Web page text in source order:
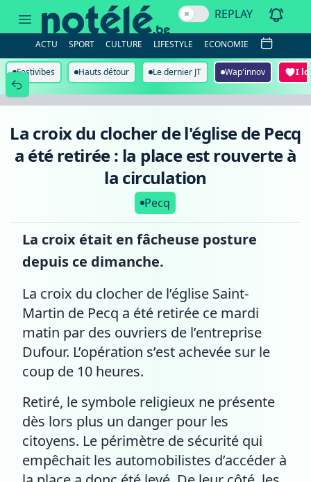
l'église
de
Pecq
a
été
REPLAY
ACTU SPORT CULTURE LIFESTYLE ECONOMIE
Festivibes Hauts détour Le dernier JT Wap'innov I
La croix du clocher de l'église de Pecq
a été retirée : la place est rouverte à
la circulation
Pecq
La croix était en fâcheuse posture
depuis ce dimanche.
La croix du clocher de l’église Saint-
Martin de Pecq a été retirée ce mardi
matin par des ouvriers de l’entreprise
Dufour. L’opération s’est achevée sur le
coup de 10 heures.
Retiré, le symbole religieux ne présente
dès lors plus un danger pour les
citoyens. Le périmètre de sécurité qui
empêchait les automobilistes d’accéder à